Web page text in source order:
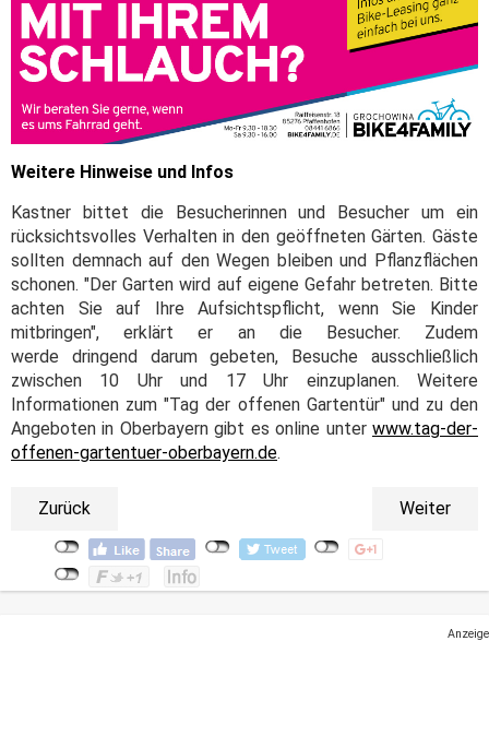
Weitere Hinweise und Infos
Kastner bittet die Besucherinnen und Besucher um ein
rücksichtsvolles Verhalten in den geöffneten Gärten. Gäste
sollten demnach auf den Wegen bleiben und Pflanzflächen
schonen. "Der Garten wird auf eigene Gefahr betreten. Bitte
achten Sie auf Ihre Aufsichtspflicht, wenn Sie Kinder
mitbringen", erklärt er an die Besucher. Zudem
werde dringend darum gebeten, Besuche ausschließlich
zwischen 10 Uhr und 17 Uhr einzuplanen. Weitere
Informationen zum "Tag der offenen Gartentür" und zu den
Angeboten in Oberbayern gibt es online unter www.tag-der-
offenen-gartentuer-oberbayern.de.
Zurück Weiter
Anzeige